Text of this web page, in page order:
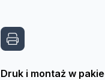
Druk i montaż w